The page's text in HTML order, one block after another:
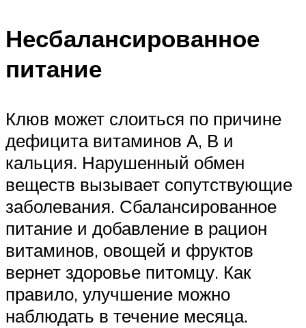
Несбалансированное
питание
Клюв может слоиться по причине
дефицита витаминов А, В и
кальция. Нарушенный обмен
веществ вызывает сопутствующие
заболевания. Сбалансированное
питание и добавление в рацион
витаминов, овощей и фруктов
вернет здоровье питомцу. Как
правило, улучшение можно
наблюдать в течение месяца.